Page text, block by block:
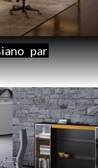
par